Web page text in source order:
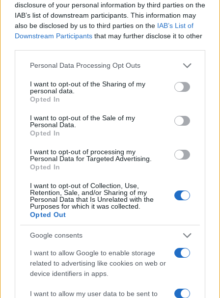
disclosure of your personal information by third parties on the
IAB’s list of downstream participants. This information may
also be disclosed by us to third parties on the IAB’s List of
Downstream Participants that may further disclose it to other
Please note that this website/app uses one or more Google
not limited to your visit or usage behaviour. You may click to
grant or deny consent to Google and its third-party tags to
use your data for below specified purposes in below Google
consent section.
Personal Data Processing Opt Outs
I want to opt-out of the Sharing of my
personal data.
Opted In
I want to opt-out of the Sale of my
Personal Data.
Opted In
I want to opt-out of processing my
Personal Data for Targeted Advertising.
Opted In
I want to opt-out of Collection, Use,
Retention, Sale, and/or Sharing of my
Personal Data that Is Unrelated with the
Purposes for which it was collected.
Opted Out
Google consents
I want to allow Google to enable storage
related to advertising like cookies on web or
device identifiers in apps.
I want to allow my user data to be sent to
Condividi l'articolo
F
a
ce
b
o
o
k
T
w
it
te
r
Pi
n
te
re
st
W
h
at
s
p
S
h
a
re
Articolo precedente
Prossimo articolo
NOTIZIE RECENTI
Salmo finisce in ospedale a Catania, ma il tour
va avanti: “Sicilia, ci sono”
Jovanotti, Gabry Ponte e Alfa: Olbia ombelico del
mondo per una notte
Giorgia Meloni a La Maddalena, la vicesindaco:
“Orgoglio e discrezione per visita privata̶…
Incendio nella notte a Olbia, a fuoco due furgoni